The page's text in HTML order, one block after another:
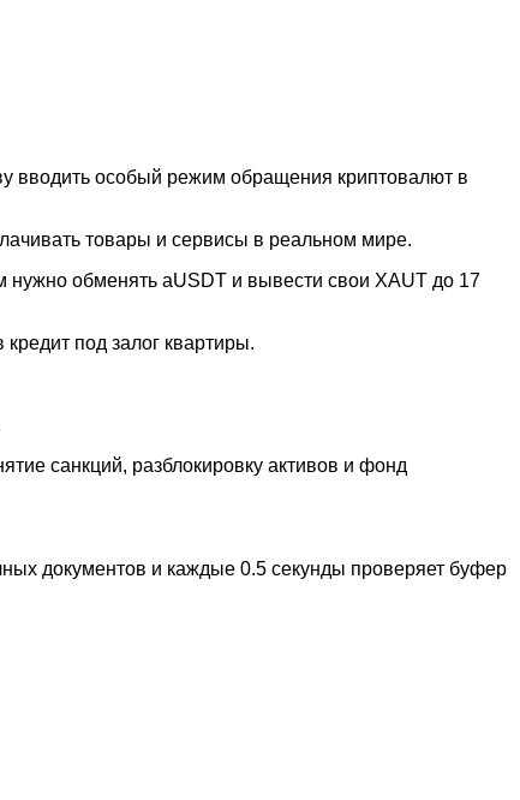
вводить особый режим обращения криптовалют в
товары и сервисы в реальном мире.
нужно обменять aUSDT и вывести свои XAUT до 17
под залог квартиры.
санкций, разблокировку активов и фонд
документов и каждые 0.5 секунды проверяет буфер